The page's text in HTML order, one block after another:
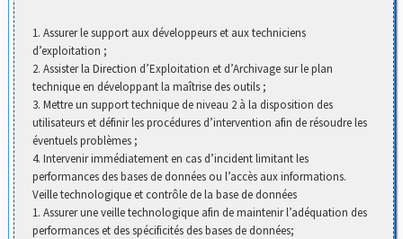
1. Assurer le support aux développeurs et aux techniciens
d’exploitation ;
2. Assister la Direction d’Exploitation et d’Archivage sur le plan
technique en développant la maîtrise des outils ;
3. Mettre un support technique de niveau 2 à la disposition des
utilisateurs et définir les procédures d’intervention afin de résoudre les
éventuels problèmes ;
4. Intervenir immédiatement en cas d’incident limitant les
performances des bases de données ou l’accès aux informations.
Veille technologique et contrôle de la base de données
1. Assurer une veille technologique afin de maintenir l’adéquation des
performances et des spécificités des bases de données;